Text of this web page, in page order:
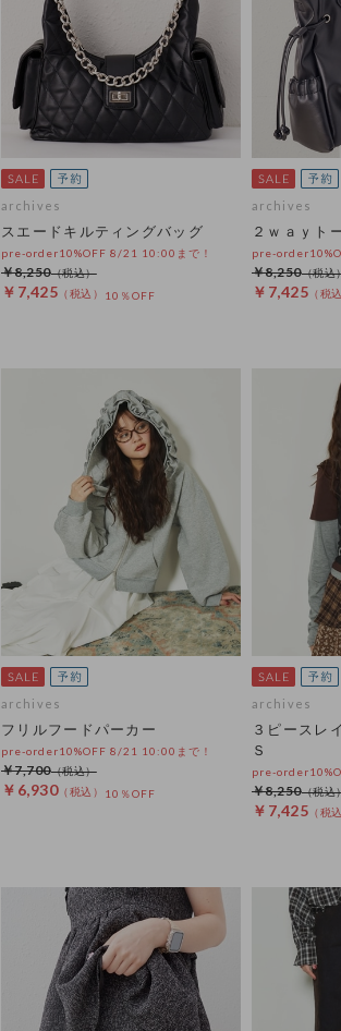
archives
スエードキルティングバッグ
pre-order10%OFF 8/21 10:00まで！
￥7,425 10％OFF
￥8,250
archives
２ｗａｙト
pre-
￥7,425
￥8,250
archives
フリルフードパーカー
pre-order10%OFF 8/21 10:00まで！
￥6,930 10％OFF
￥7,700
archives
３ピースレ
Ｓ
pre-
￥7,425
￥8,250